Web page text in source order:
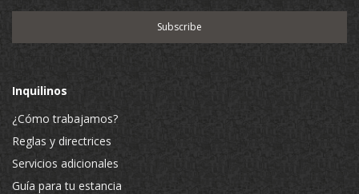
Inquilinos
¿Cómo trabajamos?
Reglas y directrices
Servicios adicionales
Guía para tu estancia